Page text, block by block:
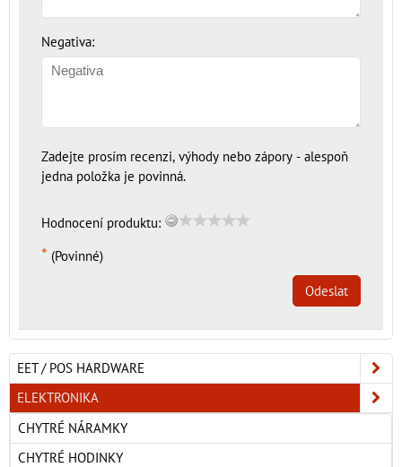
Negativa:
Zadejte prosím recenzi, výhody nebo zápory - alespoň
jedna položka je povinná.
Hodnocení produktu:
* (Povinné)
Odeslat
EET / POS HARDWARE
ELEKTRONIKA
CHYTRÉ NÁRAMKY
CHYTRÉ HODINKY